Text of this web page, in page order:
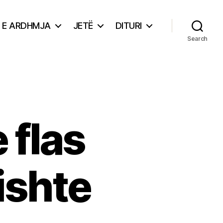
E ARDHMJA JETË DITURI
Search
flas